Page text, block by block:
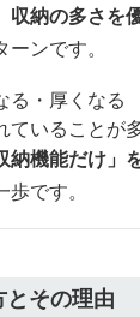
収納の多さを
ーンです。
る・厚くなる
ていることが
納機能だけ」
です。
その理由